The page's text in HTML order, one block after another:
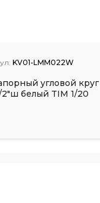
KV01-LMM022W
угловой круг
2"ш белый TIM 1/20